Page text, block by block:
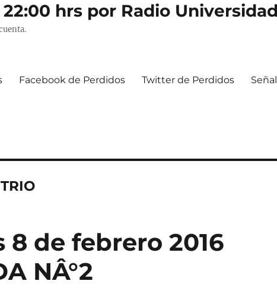
hrs por Radio
Facebook de Perdidos Twitter de Perdidos
de febrero 2016
NÂ°2